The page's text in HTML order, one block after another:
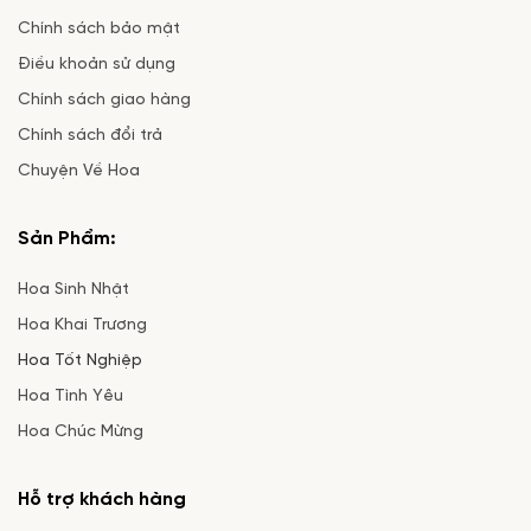
thay vì cổng chính, chúng mình sẽ phối hợp để shipper
Chính sách bảo mật
Điều khoản sử dụng
Chính sách giao hàng
Chính sách đổi trả
Chuyện Về Hoa
Sản Phẩm:
Hoa Sinh Nhật
Hoa Khai Trương
Hoa Tốt Nghiệp
Hoa Tình Yêu
Hoa Chúc Mừng
Hỗ trợ khách hàng